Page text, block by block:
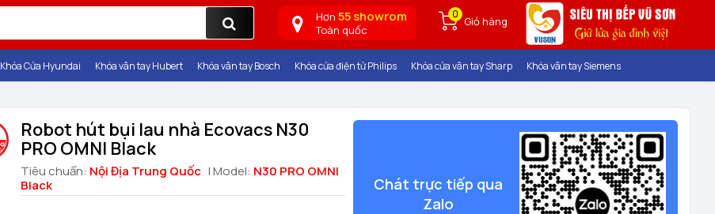
Hơn 55 showrom
Toàn quốc
0
Giỏ hàng
Khóa Cửa Hyundai Khóa vân tay Hubert Khóa vân tay Bosch Khóa cửa điện tử Philips Khóa cửa vân tay Sharp Khóa vân tay Siemens
Robot hút bụi lau nhà Ecovacs N30
PRO OMNI Black
Tiêu chuẩn: Nội Địa Trung Quốc | Model: N30 PRO OMNI
Black
Chát trực tiếp qua
Zalo